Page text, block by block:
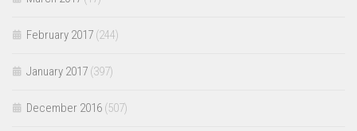
February 2017 (244)
January 2017 (397)
December 2016 (507)